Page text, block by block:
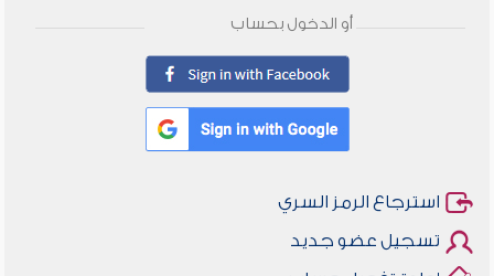
أو الدخول بحساب
استرجاع الرمز السري
تسجيل عضو جديد